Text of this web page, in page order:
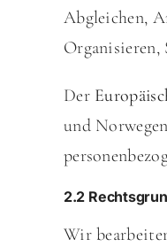
Abgleichen,
Organisieren,
Der
und
2.2
Wir